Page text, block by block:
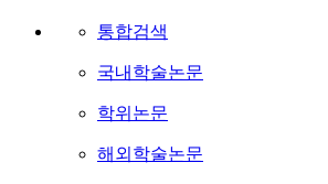
통합검색
국내학술논문
학위논문
해외학술논문